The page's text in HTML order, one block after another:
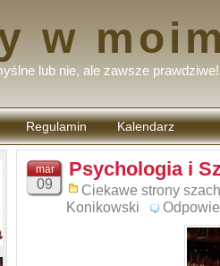
w
lub nie, ale zawsze prawdziwe!
Regulamin
komentarzy
Kalendarz
mar
09
Psychologia i
Ciekawe strony
Konikowski